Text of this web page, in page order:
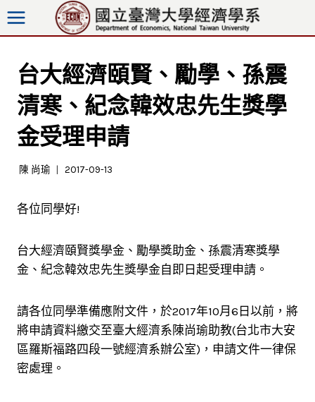
跳
至
台大經濟頤賢、勵學、孫震
清寒、紀念韓效忠先生獎學
金受理申請
陳 尚瑜 2017-09-13
各位同學好!
台大經濟頤賢獎學金、勵學獎助金、孫震清寒獎學
金、紀念韓效忠先生獎學金自即日起受理申請。
請各位同學準備應附文件，於2017年10月6日以前，將
將申請資料繳交至臺大經濟系陳尚瑜助教(台北市大安
區羅斯福路四段一號經濟系辦公室)，申請文件一律保
密處理。